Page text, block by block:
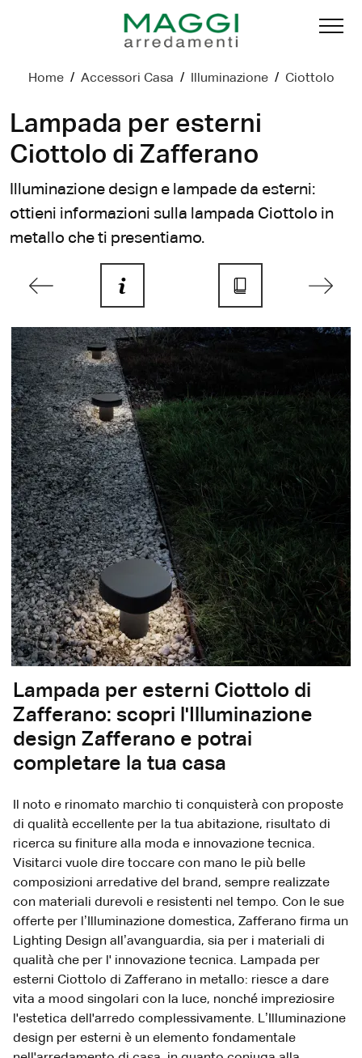
Home / Accessori Casa / Illuminazione / Ciottolo
Lampada per esterni
Ciottolo di Zafferano
Illuminazione design e lampade da esterni:
ottieni informazioni sulla lampada Ciottolo in
metallo che ti presentiamo.
Lampada per esterni Ciottolo di
Zafferano: scopri l'Illuminazione
design Zafferano e potrai
completare la tua casa
Il noto e rinomato marchio ti conquisterà con proposte
di qualità eccellente per la tua abitazione, risultato di
ricerca su finiture alla moda e innovazione tecnica.
Visitarci vuole dire toccare con mano le più belle
composizioni arredative del brand, sempre realizzate
con materiali durevoli e resistenti nel tempo. Con le sue
offerte per l’Illuminazione domestica, Zafferano firma un
Lighting Design all’avanguardia, sia per i materiali di
qualità che per l' innovazione tecnica. Lampada per
esterni Ciottolo di Zafferano in metallo: riesce a dare
vita a mood singolari con la luce, nonché impreziosire
l'estetica dell'arredo complessivamente. L’Illuminazione
design per esterni è un elemento fondamentale